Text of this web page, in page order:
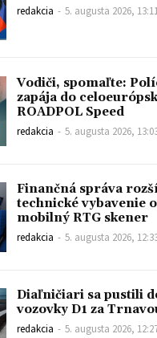
redakcia - 5. augusta 2026,
Vodiči, spomaľte:
zapája do
ROADPOL Speed
redakcia - 5. augusta 2026,
Finančná správa
technické vybavenie
mobilný RTG skener
redakcia - 5. augusta 2026,
Diaľničiari sa pustili
vozovky D1 za
redakcia - 5. augusta 2026,